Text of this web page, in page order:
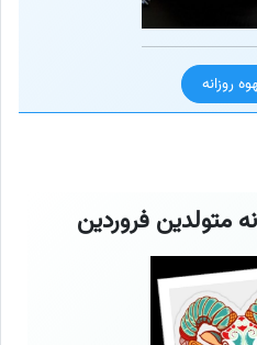
روزانه
متولدین فروردین